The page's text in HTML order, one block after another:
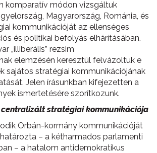
komparatív módon vizsgáltuk
Magyarország, Románia, és
kommunikációját az ellenséges
és politikai befolyás elhárításában.
„illiberális” rezsim
elemzésén keresztül felvázoltuk e
sajátos stratégiai kommunikációjának
Jelen írásunkban kifejezetten a
ismertetésére szorítkozunk.
stratégiai kommunikációja
Orbán-kormány kommunikációját
– a kétharmados parlamenti
– a hatalom antidemokratikus